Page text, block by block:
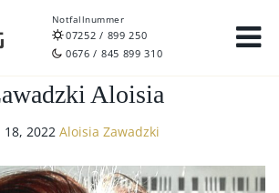
Notfallnummer
07252 / 899 250
0676 / 845 899 310
Aloisia
18, 2022 Aloisia Zawadzki